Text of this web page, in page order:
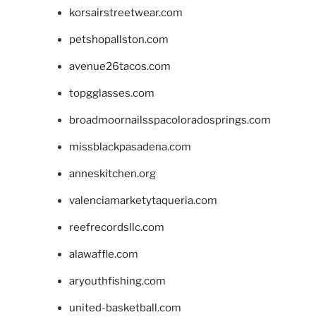
korsairstreetwear.com
petshopallston.com
avenue26tacos.com
topgglasses.com
broadmoornailsspacoloradosprings.com
missblackpasadena.com
anneskitchen.org
valenciamarketytaqueria.com
reefrecordsllc.com
alawaffle.com
aryouthfishing.com
united-basketball.com